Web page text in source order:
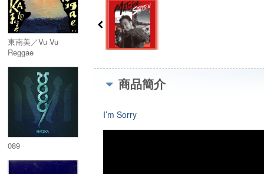
東南美／Vu Vu
Reggae
089
商品簡介
I’m Sorry